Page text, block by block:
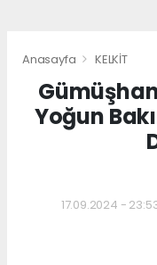
Anasayfa KELKİT
Yoğun
17.09.2024 -